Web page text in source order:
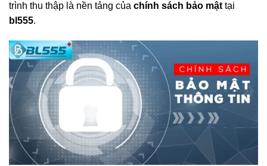
trình thu thập là nền tảng của chính sách bảo mật tại
bl555.